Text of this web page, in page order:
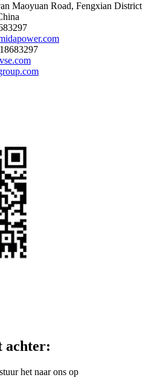
Maoyuan Road, Fengxian District
achter:
het naar ons op